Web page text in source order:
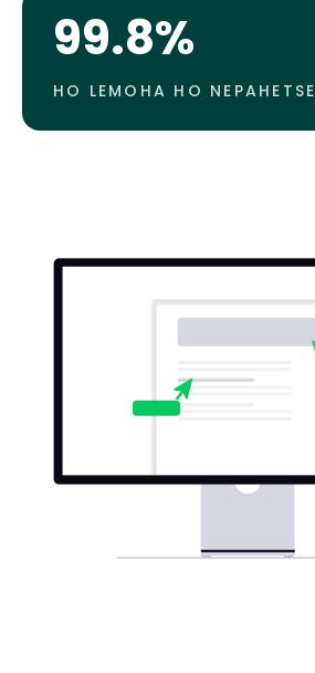
99.8%
HO LEMOHA HO NEPAHETSE